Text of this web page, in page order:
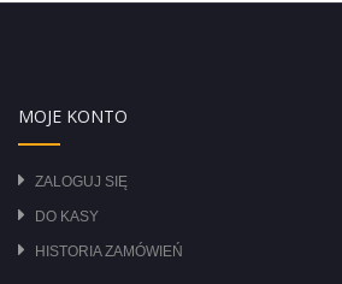
MOJE KONTO
ZALOGUJ SIĘ
DO KASY
HISTORIA ZAMÓWIEŃ